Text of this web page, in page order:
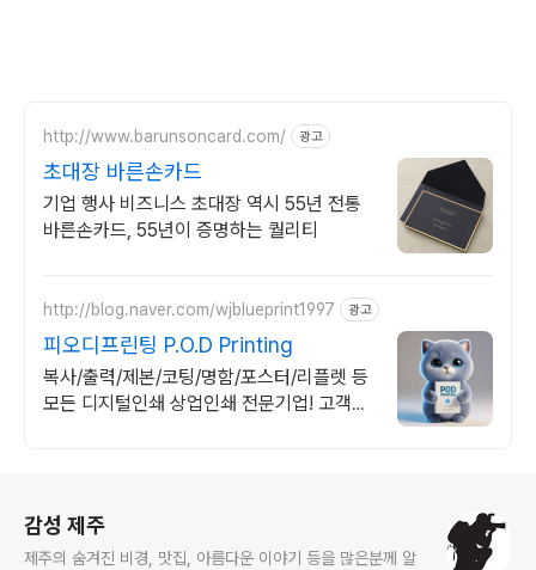
http://www.barunsoncard.com/ 광고
초대장 바른손카드
기업 행사 비즈니스 초대장 역시 55년 전통
바른손카드, 55년이 증명하는 퀄리티
http://blog.naver.com/wjblueprint1997 광고
피오디프린팅 P.O.D Printing
복사/출력/제본/코팅/명함/포스터/리플렛 등
모든 디지털인쇄 상업인쇄 전문기업! 고객만
감성 제주
제주의 숨겨진 비경, 맛집, 아름다운 이야기 등을 많은분께 알